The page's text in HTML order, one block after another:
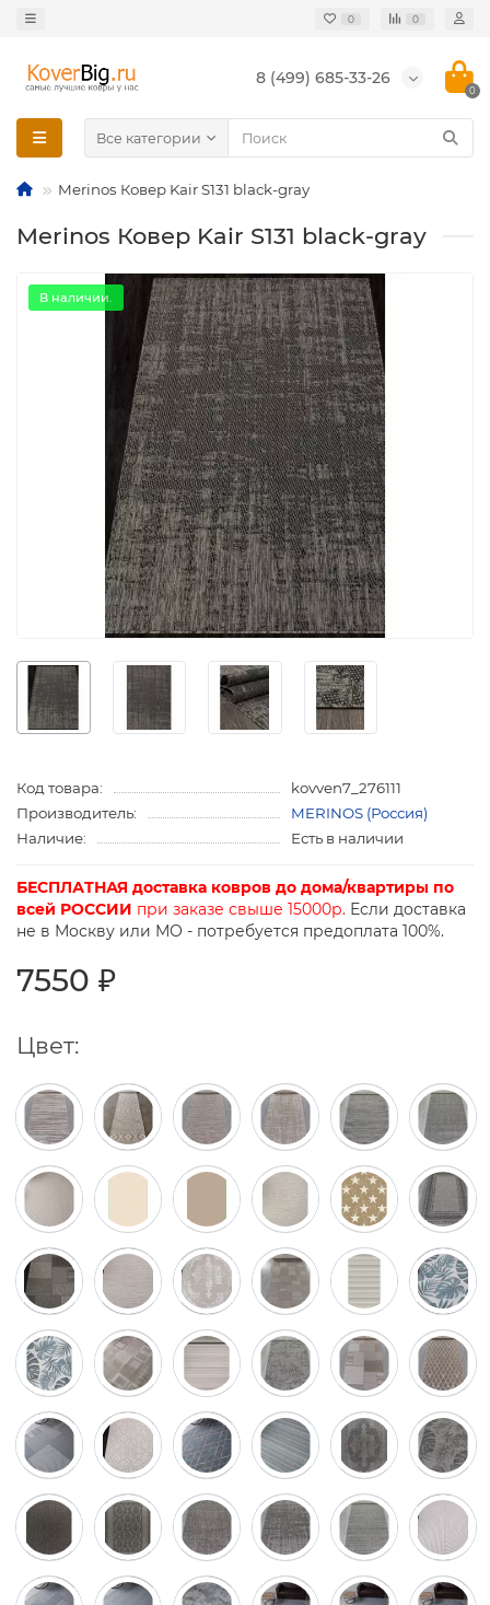
0 0
8 (499) 685-33-26
0
Все категории
Merinos Ковер Kair S131 black-gray
Merinos Ковер Kair S131 black-gray
В наличии.
Код товара:
kovven7_276111
Производитель:
MERINOS (Россия)
Наличие:
Есть в наличии
БЕСПЛАТНАЯ доставка ковров до дома/квартиры по
всей РОССИИ при заказе свыше 15000р. Если доставка
не в Москву или МО - потребуется предоплата 100%.
7550 ₽
Цвет: